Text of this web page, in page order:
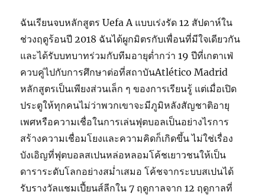
ฉันเรียนจบหลักสูตร Uefa A แบบเร่งรัด 12 สัปดาห์ใน
ช่วงฤดูร้อนปี 2018 ฉันได้ผูกมิตรกับเพื่อนที่มีใจเดียวกัน
และได้รับบทบาทร่วมกับทีมอายุต่ำกว่า 19 ปีที่เกตาเฟ่
ควบคู่ไปกับการศึกษาต่อที่สถาบันAtlético Madrid
หลักสูตรเป็นเพียงส่วนเล็ก ๆ ของการเรียนรู้ แต่เมื่อเปิด
ประตูให้ทุกคนไม่ว่าพวกเขาจะมีภูมิหลังสัญชาติอายุ
เพศหรือความเชื่อในการเล่นฟุตบอลเป็นอย่างไรการ
สร้างความเชื่อมโยงและความคิดก็เกิดขึ้น ไม่ใช่เรื่อง
บังเอิญที่ฟุตบอลสเปนหล่อหลอมโค้ชเยาวชนให้เป็น
ดาราระดับโลกอย่างสม่ำเสมอ โค้ชจากระบบสเปนได้
รับรางวัลแชมเปี้ยนส์ลีกใน 7 ฤดูกาลจาก 12 ฤดูกาลที่